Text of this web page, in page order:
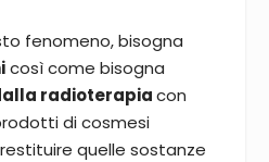
fenomeno, bisogna
così come bisogna
radioterapiacon
di cosmesi
quelle sostanze